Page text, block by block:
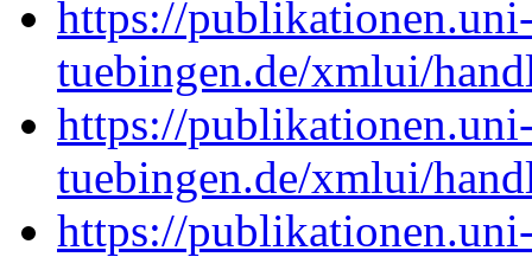
https://
tuebingen.de/xmlui/
https://
tuebingen.de/xmlui/
https://